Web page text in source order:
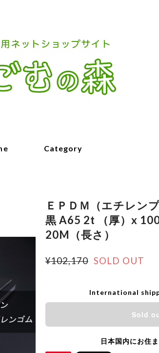
Category
ＥＰＤＭ（エチレン
黒 A65 2t （厚）x
20M（長さ）
¥102,170 SOLD OUT
International
Sold
日本国内にお住